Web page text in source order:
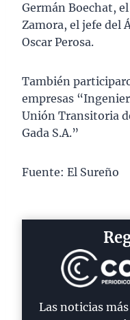
Germán Boechat,
Zamora, el jefe del
Oscar Perosa.
También
empresas
Unión Transitoria
Gada S.A.”
Fuente: El Sureño
Las noticias